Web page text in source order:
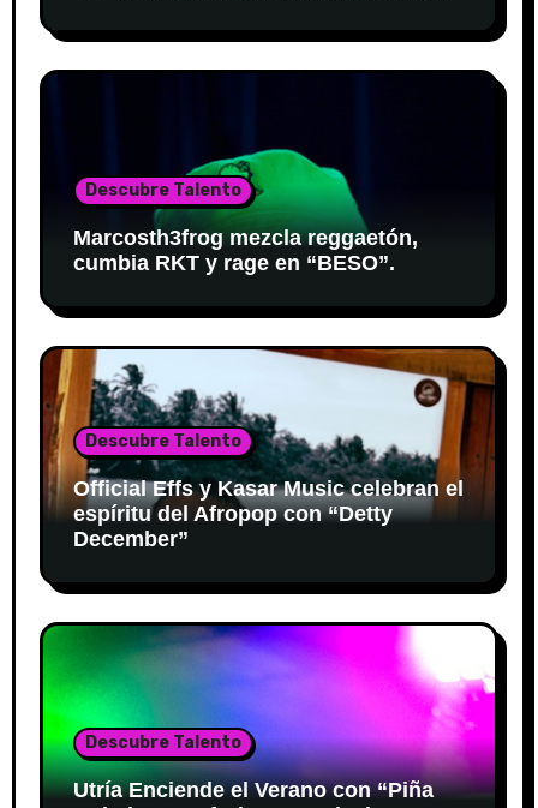
Descubre Talento
Marcosth3frog mezcla reggaetón,
cumbia RKT y rage en “BESO”.
Descubre Talento
Official Effs y Kasar Music celebran el
espíritu del Afropop con “Detty
December”
Descubre Talento
Utría Enciende el Verano con “Piña